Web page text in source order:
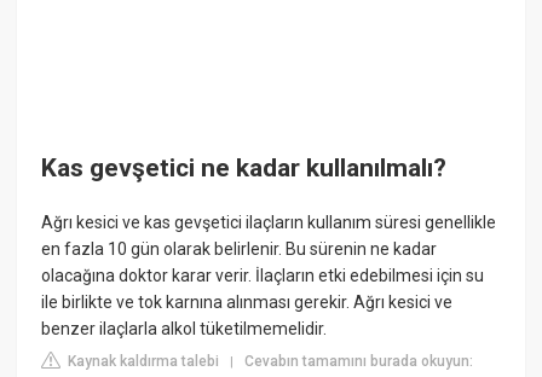
Kas gevşetici ne kadar kullanılmalı?
Ağrı kesici ve kas gevşetici ilaçların kullanım süresi genellikle
en fazla 10 gün olarak belirlenir. Bu sürenin ne kadar
olacağına doktor karar verir. İlaçların etki edebilmesi için su
ile birlikte ve tok karnına alınması gerekir. Ağrı kesici ve
benzer ilaçlarla alkol tüketilmemelidir.
Kaynak kaldırma talebi |Cevabın tamamını burada okuyun: